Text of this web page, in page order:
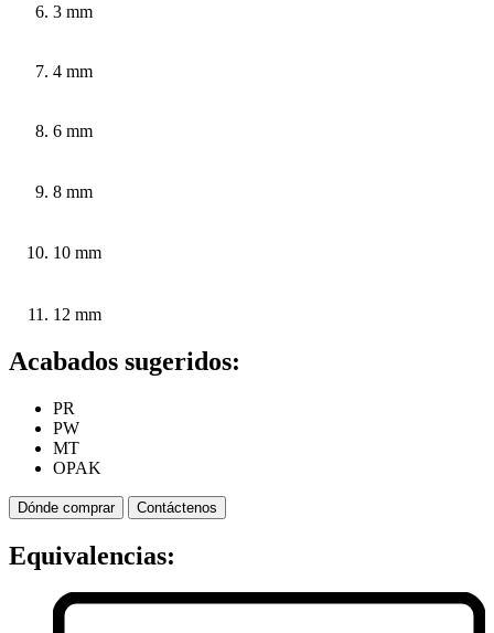
3 mm
4 mm
6 mm
8 mm
10 mm
12 mm
Acabados sugeridos:
PR
PW
MT
OPAK
Dónde comprar Contáctenos
Equivalencias: